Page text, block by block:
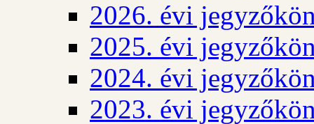
2026. évi
2025. évi
2024. évi
2023. évi